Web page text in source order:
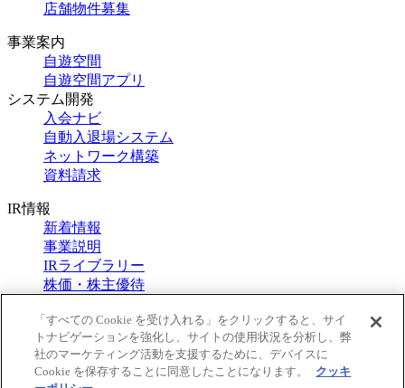
店舗物件募集
事業案内
自遊空間
自遊空間アプリ
システム開発
入会ナビ
自動入退場システム
ネットワーク構築
資料請求
IR情報
新着情報
事業説明
IRライブラリー
株価・株主優待
IRカレンダー
IRお問合せ
IRポリシー・免責事項
「すべての Cookie を受け入れる」をクリックすると、サイ
トナビゲーションを強化し、サイトの使用状況を分析し、弊
社のマーケティング活動を支援するために、デバイスに
Cookie を保存することに同意したことになります。
クッキ